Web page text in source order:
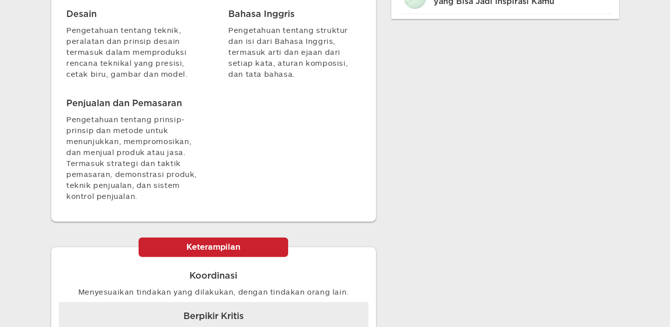
Desain
Pengetahuan tentang teknik,
peralatan dan prinsip desain
termasuk dalam memproduksi
rencana teknikal yang presisi,
cetak biru, gambar dan model.
Bahasa Inggris
Pengetahuan tentang struktur
dan isi dari Bahasa Inggris,
termasuk arti dan ejaan dari
setiap kata, aturan komposisi,
dan tata bahasa.
Penjualan dan Pemasaran
Pengetahuan tentang prinsip-
prinsip dan metode untuk
menunjukkan, mempromosikan,
dan menjual produk atau jasa.
Termasuk strategi dan taktik
pemasaran, demonstrasi produk,
teknik penjualan, dan sistem
kontrol penjualan.
Keterampilan
Koordinasi
Menyesuaikan tindakan yang dilakukan, dengan tindakan orang lain.
Berpikir Kritis